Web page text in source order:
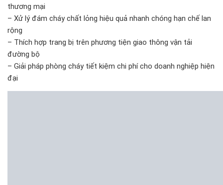
thương mại
– Xử lý đám cháy chất lỏng hiệu quả nhanh chóng hạn chế lan
rộng
– Thích hợp trang bị trên phương tiện giao thông vận tải
đường bộ
– Giải pháp phòng cháy tiết kiệm chi phí cho doanh nghiệp hiện
đại